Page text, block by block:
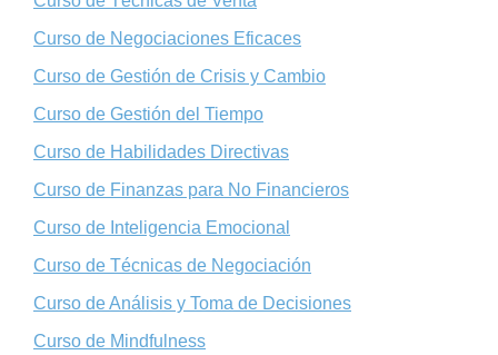
Curso de Negociaciones Eficaces
Curso de Gestión de Crisis y Cambio
Curso de Gestión del Tiempo
Curso de Habilidades Directivas
Curso de Finanzas para No Financieros
Curso de Inteligencia Emocional
Curso de Técnicas de Negociación
Curso de Análisis y Toma de Decisiones
Curso de Mindfulness